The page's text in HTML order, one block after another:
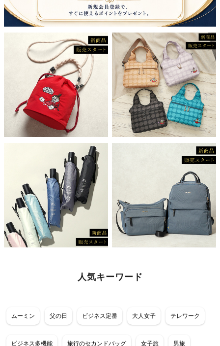
人気キーワード
ムーミン 父の日 ビジネス定番 大人女子 テレワーク
ビジネス多機能 旅行のセカンドバッグ 女子旅 男旅